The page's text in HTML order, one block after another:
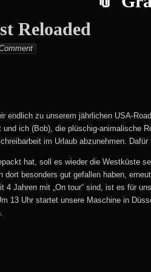
Reloaded
endlich zu unserem jährlichen USA-
ich (Bob), die plüschig-
im Urlaub abzunehmen.
hat, soll es wieder die Westküste
dort besonders gut gefallen haben,
4 Jahren mit „On tour“ sind, ist es für
13 Uhr startet unsere Maschine in